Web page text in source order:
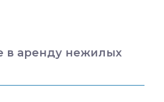
в аренду нежилых